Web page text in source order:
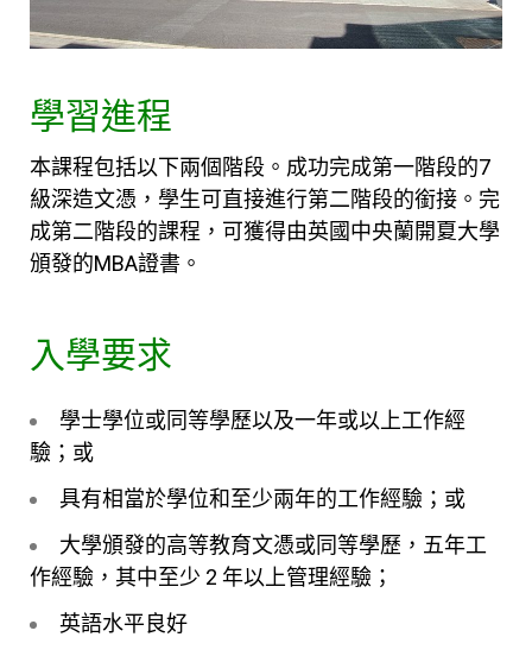
學習進程
本課程包括以下兩個階段。成功完成第一階段的7
級深造文憑，學生可直接進行第二階段的銜接。完
成第二階段的課程，可獲得由英國中央蘭開夏大學
頒發的MBA證書。
入學要求
學士學位或同等學歷以及一年或以上工作經
驗；或
具有相當於學位和至少兩年的工作經驗；或
大學頒發的高等教育文憑或同等學歷，五年工
作經驗，其中至少 2 年以上管理經驗；
英語水平良好